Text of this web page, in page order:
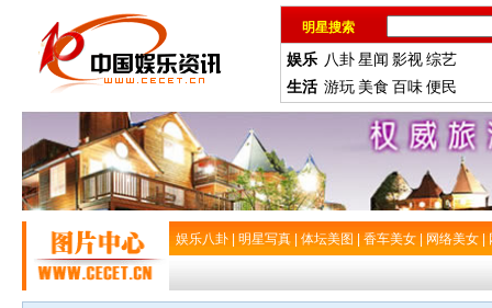
明星搜索
娱乐 八卦星闻 影视综艺
生活 游玩 美食 百味便民
娱乐八卦 明星写真 体坛美图 香车美女 网络美女